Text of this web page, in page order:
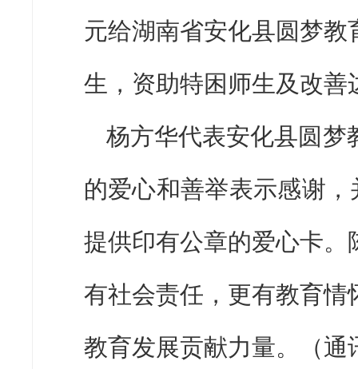
元给湖南省安化县圆梦
生，资助特困师生及改善
杨方华代表安化县圆梦
的爱心和善举表示感谢，
提供印有公章的爱心卡
有社会责任，更有教育
教育发展贡献力量。（